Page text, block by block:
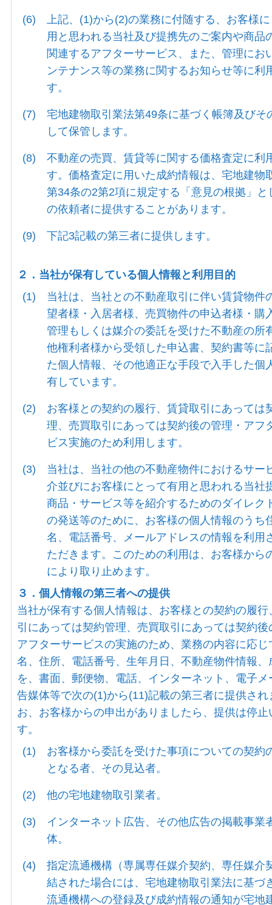
(6)
上記、(1)から(2)の業務に付随する、お客様
用と思われる当社及び提携先のご案内や商品
関連するアフターサービス、また、管理にお
ンテナンス等の業務に関するお知らせ等に利
す。
(7)
宅地建物取引業法第49条に基づく帳簿及びそ
して保管します。
(8)
不動産の売買、賃貸等に関する価格査定に利
す。価格査定に用いた成約情報は、宅地建物
第34条の2第2項に規定する「意見の根拠」と
の依頼者に提供することがあります。
(9) 下記3記載の第三者に提供します。
２．当社が保有している個人情報と利用目的
(1)
当社は、当社との不動産取引に伴い賃貸物件
望者様・入居者様、売買物件の申込者様・購
管理もしくは媒介の委託を受けた不動産の所
他権利者様から受領した申込書、契約書等に
た個人情報、その他適正な手段で入手した個
有しています。
(2)
お客様との契約の履行、賃貸取引にあっては
理、売買取引にあっては契約後の管理・アフ
ビス実施のため利用します。
(3)
当社は、当社の他の不動産物件におけるサー
介並びにお客様にとって有用と思われる当社
商品・サービス等を紹介するためのダイレク
の発送等のために、お客様の個人情報のうち
名、電話番号、メールアドレスの情報を利用
ただきます。このための利用は、お客様から
により取り止めます。
３．個人情報の第三者への提供
当社が保有する個人情報は、お客様との契約の履行
引にあっては契約管理、売買取引にあっては契約後
アフターサービスの実施のため、業務の内容に応じ
名、住所、電話番号、生年月日、不動産物件情報、
を、書面、郵便物、電話、インターネット、電子メ
告媒体等で次の(1)から(11)記載の第三者に提供され
お、お客様からの申出がありましたら、提供は停止
す。
(1)
お客様から委託を受けた事項についての契約
となる者、その見込者。
(2) 他の宅地建物取引業者。
(3)
インターネット広告、その他広告の掲載事業
体。
(4)
指定流通機構（専属専任媒介契約、専任媒介
結された場合には、宅地建物取引業法に基づ
流通機構への登録及び成約情報の通知が宅地